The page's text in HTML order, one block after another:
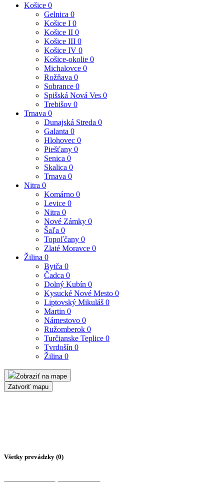
Košice 0
Gelnica 0
Košice I 0
Košice II 0
Košice III 0
Košice IV 0
Košice-okolie 0
Michalovce 0
Rožňava 0
Sobrance 0
Spišská Nová Ves 0
Trebišov 0
Trnava 0
Dunajská Streda 0
Galanta 0
Hlohovec 0
Piešťany 0
Senica 0
Skalica 0
Trnava 0
Nitra 0
Komárno 0
Levice 0
Nitra 0
Nové Zámky 0
Šaľa 0
Topoľčany 0
Zlaté Moravce 0
Žilina 0
Bytča 0
Čadca 0
Dolný Kubín 0
Kysucké Nové Mesto 0
Liptovský Mikuláš 0
Martin 0
Námestovo 0
Ružomberok 0
Turčianske Teplice 0
Tvrdošín 0
Žilina 0
Zobraziť na mape
Zatvoriť mapu
Všetky prevádzky (0)